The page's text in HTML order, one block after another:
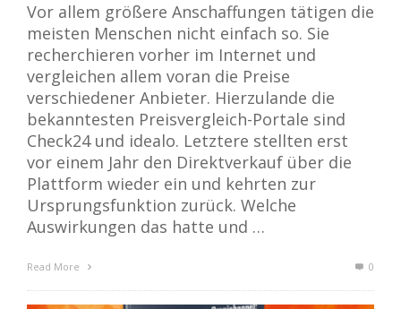
Vor allem größere Anschaffungen tätigen die
meisten Menschen nicht einfach so. Sie
recherchieren vorher im Internet und
vergleichen allem voran die Preise
verschiedener Anbieter. Hierzulande die
bekanntesten Preisvergleich-Portale sind
Check24 und idealo. Letztere stellten erst
vor einem Jahr den Direktverkauf über die
Plattform wieder ein und kehrten zur
Ursprungsfunktion zurück. Welche
Auswirkungen das hatte und …
Read More 0